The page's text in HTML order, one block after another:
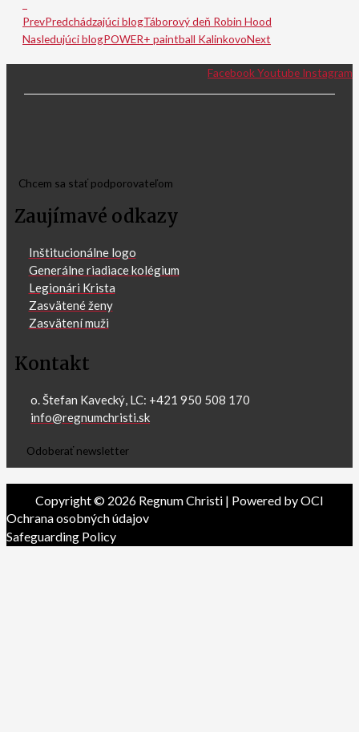
PrevPredchádzajúci blogTáborový deň Robin Hood
Nasledujúci blogPOWER+ paintball KalinkovoNext
FacebookYoutube Instagram
Chcem sa stať podporovateľom
Zaujímavé odkazy
Inštitucionálne logo
Generálne riadiace kolégium
Legionári Krista
Zasvätené ženy
Zasvätení muži
Kontakt
o. Štefan Kavecký, LC: +421 950 508 170
info@regnumchristi.sk
Odoberať newsletter
Copyright © 2026 Regnum Christi | Powered by OCI
Ochrana osobných údajov
Safeguarding Policy